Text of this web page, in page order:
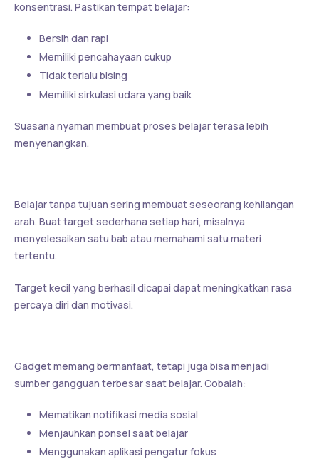
konsentrasi. Pastikan tempat belajar:
Bersih dan rapi
Memiliki pencahayaan cukup
Tidak terlalu bising
Memiliki sirkulasi udara yang baik
Suasana nyaman membuat proses belajar terasa lebih
menyenangkan.
Belajar tanpa tujuan sering membuat seseorang kehilangan
arah. Buat target sederhana setiap hari, misalnya
menyelesaikan satu bab atau memahami satu materi
tertentu.
Target kecil yang berhasil dicapai dapat meningkatkan rasa
percaya diri dan motivasi.
Gadget memang bermanfaat, tetapi juga bisa menjadi
sumber gangguan terbesar saat belajar. Cobalah:
Mematikan notifikasi media sosial
Menjauhkan ponsel saat belajar
Menggunakan aplikasi pengatur fokus